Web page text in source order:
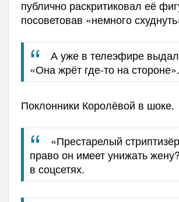
публично раскритиковал её
посоветовав «немного
А уже в телеэфире
«Она жрёт где-то на стороне».
Поклонники Королёвой в шоке.
«Престарелый
право он имеет унижать
в соцсетях.